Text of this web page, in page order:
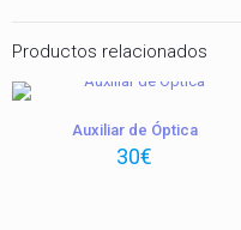
Productos relacionados
Auxiliar de Óptica
30€